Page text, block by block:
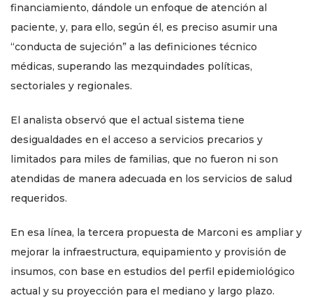
financiamiento, dándole un enfoque de atención al
paciente, y, para ello, según él, es preciso asumir una
“conducta de sujeción” a las definiciones técnico
médicas, superando las mezquindades políticas,
sectoriales y regionales.
El analista observó que el actual sistema tiene
desigualdades en el acceso a servicios precarios y
limitados para miles de familias, que no fueron ni son
atendidas de manera adecuada en los servicios de salud
requeridos.
En esa línea, la tercera propuesta de Marconi es ampliar y
mejorar la infraestructura, equipamiento y provisión de
insumos, con base en estudios del perfil epidemiológico
actual y su proyección para el mediano y largo plazo.